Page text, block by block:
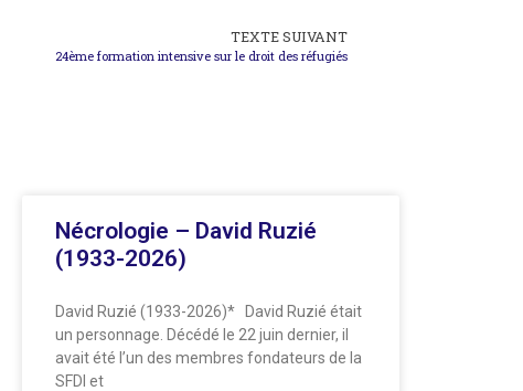
TEXTE SUIVANT
24ème formation intensive sur le droit des réfugiés
Nécrologie – David Ruzié
(1933-2026)
David Ruzié (1933-2026)* David Ruzié était
un personnage. Décédé le 22 juin dernier, il
avait été l’un des membres fondateurs de la
SFDI et